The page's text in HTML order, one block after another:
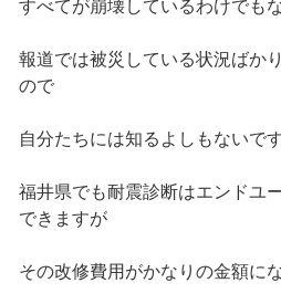
すべてが崩壊しているわけでも
報道では被災している状況ばか
ので
自分たちには知るよしもないで
福井県でも耐震診断はエンドユ
できますが
その改修費用がかなりの金額に